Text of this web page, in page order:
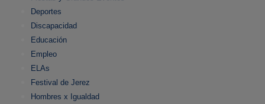
Deportes
Discapacidad
Educación
Empleo
ELAs
Festival de Jerez
Hombres x Igualdad